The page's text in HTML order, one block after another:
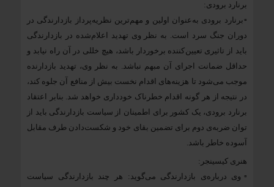
برنارد برودی:
▫️برنارد برودی به‌عنوان اولین و مهم‌ترین نظریه‌پرداز بازدارندگی در
دوران جنگ سرد است. به‌ نظر وی تهدید اعلام‌شده در بازدارندگی
باید از تاثیری تعیین‌کننده برخوردار باشد، هیچ خللی در آن راه نیابد و
حداقل ضمانت اجرای آن مبهم نباشد. به ‌نظر وی، تهدید بازدارنده
موجب می‌شود تا هزینه‌های اقدام نخست بیش‌ از منافع آن جلوه کند‌،
در نتیجه از هر گونه اقدام خطرناک خودداری خواهد شد. بنا‌بر اعتقاد
برنارد برودی، یک کشور برای اطمینان از سیاست بازدارندگی باید از
توان ضربه‌ی دوم برای تضمین بقای خود و شکست‌دادن طرف مقابل
آسوده خاطر باشد.
هنری کیسینجر:
▫️وی درباره‌ی بازدارندگی می‌گوید: هر چند بازدارندگی سیاست